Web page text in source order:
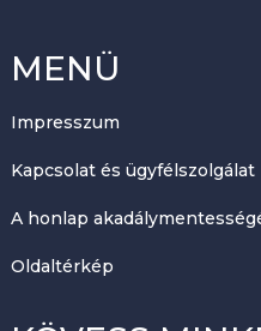
MENÜ
Impresszum
Kapcsolat és ügyfélszolgálat
A honlap
Oldaltérkép